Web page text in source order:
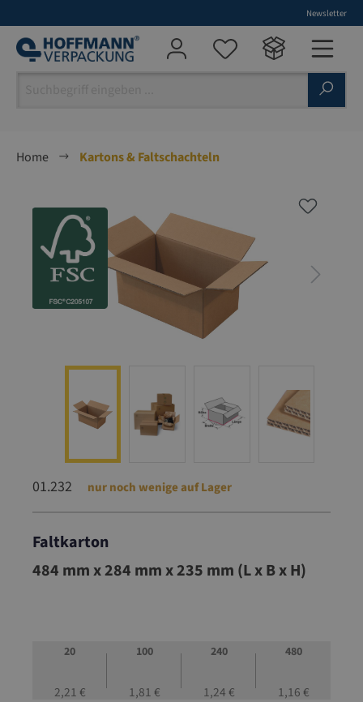
Newsletter
Home
Kartons & Faltschachteln
01.232 nur noch wenige auf Lager
Faltkarton
01.232
484 mm x 284 mm x 235 mm (L x B x H)
20
2,21 €
100
1,81 €
240
1,24 €
480
1,16 €